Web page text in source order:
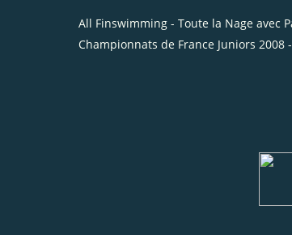
All Finswimming - Toute la Nage avec
Championnats de France Juniors